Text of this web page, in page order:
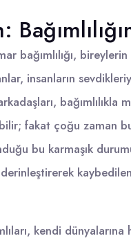
bağımlılığı,
insanların
bağımlılıkla
fakat çoğu zaman
bu karmaşık
derinleştirerek
kendi